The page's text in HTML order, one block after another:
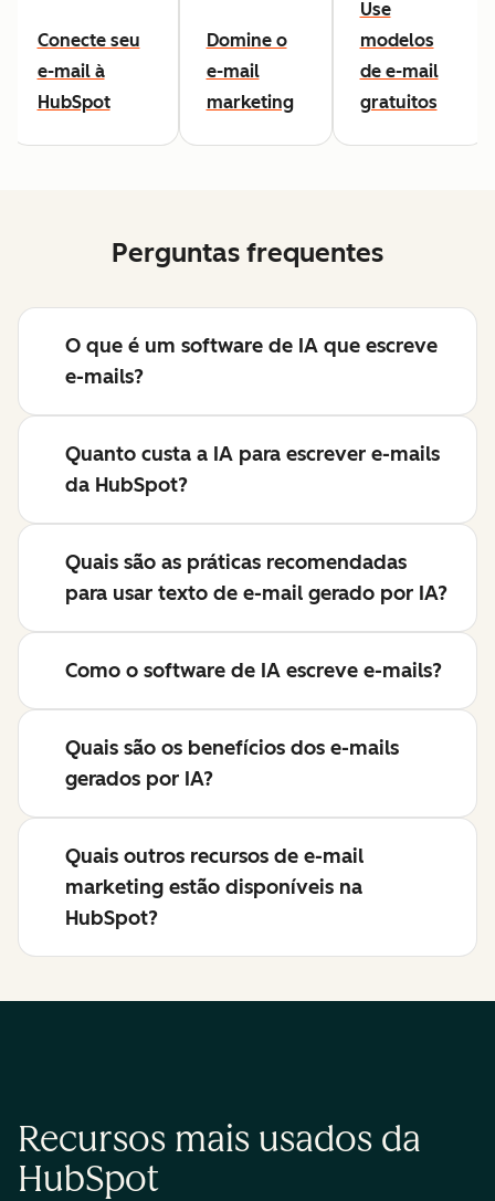
Conecte seu
e-mail à
HubSpot
Domine o
e-mail
marketing
Use
modelos
de e-mail
gratuitos
Perguntas frequentes
O que é um software de IA que escreve
e-mails?
Quanto custa a IA para escrever e-mails
da HubSpot?
Quais são as práticas recomendadas
para usar texto de e-mail gerado por IA?
Como o software de IA escreve e-mails?
Quais são os benefícios dos e-mails
gerados por IA?
Quais outros recursos de e-mail
marketing estão disponíveis na
HubSpot?
Recursos mais usados da
HubSpot